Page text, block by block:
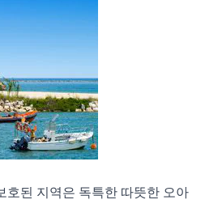
호된 지역은 독특한 따뜻한 오아